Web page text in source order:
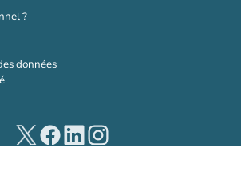
?(nouvel onglet)
données
(nouvel onglet)
(nouvel onglet)
(nouvel onglet)